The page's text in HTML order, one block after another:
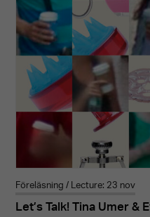
Föreläsning / Lecture: 23 nov
Let’s Talk! Tina Umer &